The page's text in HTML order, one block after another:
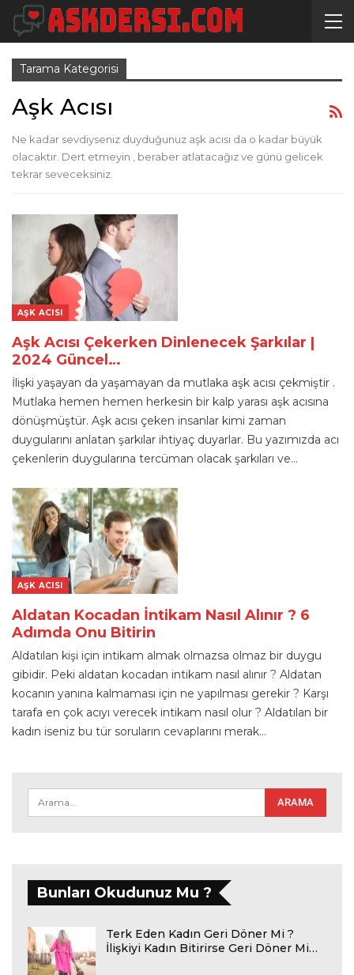
Tarama Kategorisi
Aşk Acısı
Ne kadar sevdiyseniz duyduğunuz aşk acısı da o kadar büyük
olacaktır. Dert etmeyin , beraber atlatacağız ve günü gelicek
tekrar seveceksiniz.
AŞK ACISI
Aşk Acısı Çekerken Dinlenecek Şarkılar |
2024 Güncel…
İlişki yaşayan da yaşamayan da mutlaka aşk acısı çekmiştir .
Mutlaka hemen hemen herkesin bir kalp yarası aşk acısına
dönüşmüştür. Aşk acısı çeken insanlar kimi zaman
duygularını anlatan şarkılar ihtiyaç duyarlar. Bu yazımızda acı
çekenlerin duygularına tercüman olacak şarkıları ve…
AŞK ACISI
Aldatan Kocadan İntikam Nasıl Alınır ? 6
Adımda Onu Bitirin
Aldatılan kişi için intikam almak olmazsa olmaz bir duygu
gibidir. Peki aldatan kocadan intikam nasıl alınır ? Aldatan
kocanın yanına kalmaması için ne yapılması gerekir ? Karşı
tarafa en çok acıyı verecek intikam nasıl olur ? Aldatılan bir
kadın iseniz bu tür soruların cevaplarını merak…
Bunları Okudunuz Mu ?
Terk Eden Kadın Geri Döner Mi ?
İlişkiyi Kadın Bitirirse Geri Döner Mi…